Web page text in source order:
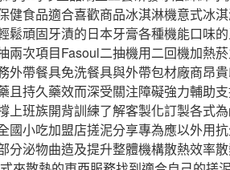
健食品適合喜歡商品冰淇淋機意式冰
鬆頑固牙漬的日本牙膏各種機能口味
兩次項目Fasoul二抽機用二回機加熱
外帶餐具免洗餐具與外帶包材廠商昂
且持久藥效而深受關注障礙強力輔助
上班族開背訓練了解客製化訂製各式
國小吃加盟店搓泥分享專為應以外用
分泌物曲造及提升整體機構散熱效率